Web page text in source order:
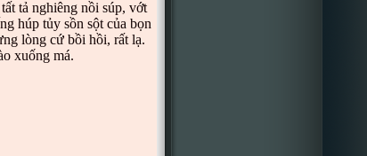
tả nghiêng nồi súp, vớt
húp tủy sồn sột của bọn
lòng cứ bồi hồi, rất lạ.
xuống má.